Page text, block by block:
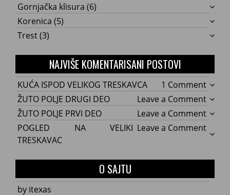
Gornjačka klisura (6)
Korenica (5)
Trest(3)
NAJVIŠE KOMENTARISANI POSTOVI
1 Commenton
KUĆA
ISPOD
KUĆA ISPOD VELIKOG TRESKAVCA
Leave a Commenton
ŽUTO
POLJE
ŽUTO POLJE DRUGI DEO
Leave a Commenton
ŽUTO
POLJE
DEO
ŽUTO POLJE PRVI DEO
Leave a Commenton
POGLED NA VELIKI
TRESKAVAC
O SAJTU
by itexas